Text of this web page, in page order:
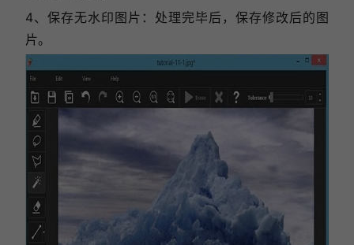
4、保存无水印图片：处理完毕后，保存修改后的图
片。